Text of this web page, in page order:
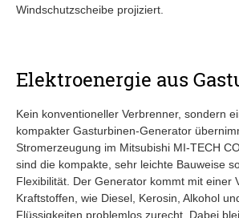
Windschutzscheibe projiziert.
Elektroenergie aus
Kein konventioneller Verbrenner, sondern
kompakter Gasturbinen-Generator
Stromerzeugung im Mitsubishi MI-TECH
sind die kompakte, sehr leichte Bauweise
Flexibilität. Der Generator kommt mit einer
Kraftstoffen, wie Diesel, Kerosin, Alkohol
Flüssigkeiten problemlos zurecht. Dabei